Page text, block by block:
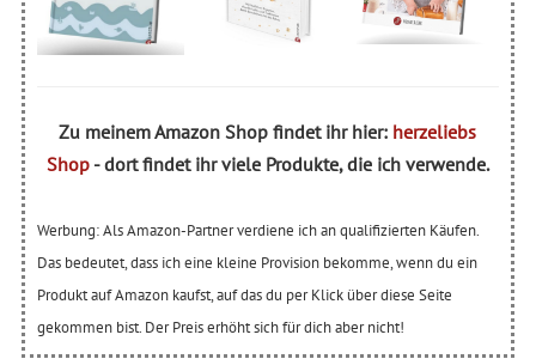
Zu meinem Amazon Shop findet ihr hier: herzeliebs
Shop- dort findet ihr viele Produkte, die ich verwende.
Werbung: Als Amazon-Partner verdiene ich an qualifizierten Käufen.
Das bedeutet, dass ich eine kleine Provision bekomme, wenn du ein
Produkt auf Amazon kaufst, auf das du per Klick über diese Seite
gekommen bist. Der Preis erhöht sich für dich aber nicht!